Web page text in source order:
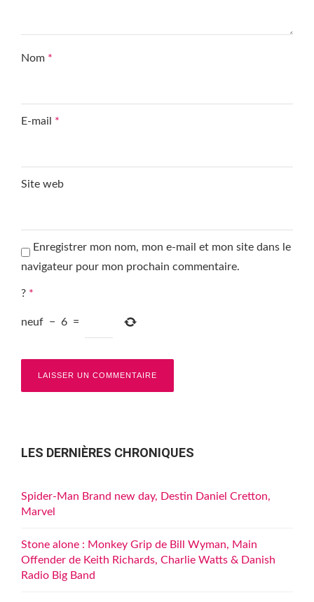
Nom *
E-mail *
Site web
Enregistrer mon nom, mon e-mail et mon site dans le
navigateur pour mon prochain commentaire.
? *
neuf − 6 =
LES DERNIÈRES CHRONIQUES
Spider-Man Brand new day, Destin Daniel Cretton,
Marvel
Stone alone : Monkey Grip de Bill Wyman, Main
Offender de Keith Richards, Charlie Watts & Danish
Radio Big Band